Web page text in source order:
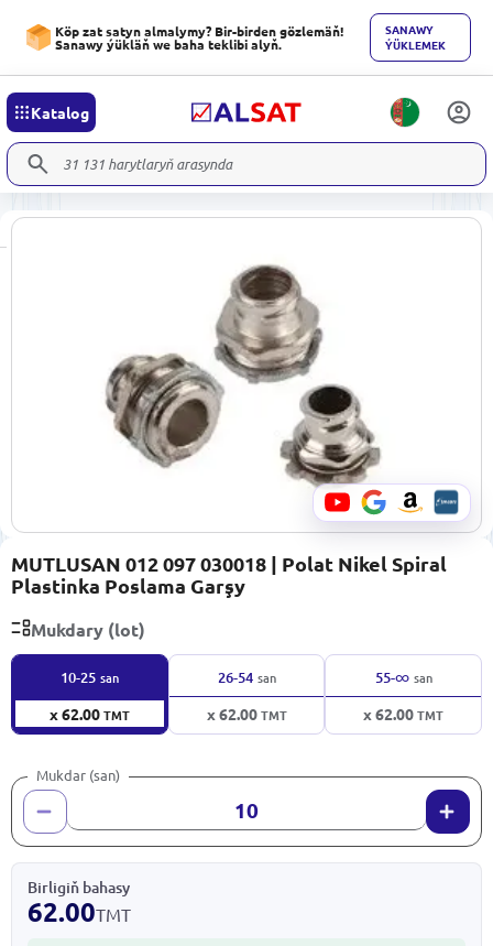
Köp zat satyn almalymy? Bir-birden gözlemäň!
Sanawy ýükläň we baha teklibi alyň.
SANAWY
ÝÜKLEMEK
Katalog
MUTLUSAN 012 097 030018 | Polat Nikel Spiral
Plastinka Poslama Garşy
Mukdary (lot)
10-25 san
x 62.00TMT
26-54 san
x 62.00TMT
55-∞ san
x 62.00TMT
Mukdar (san)
Birligiň bahasy
62.00TMT